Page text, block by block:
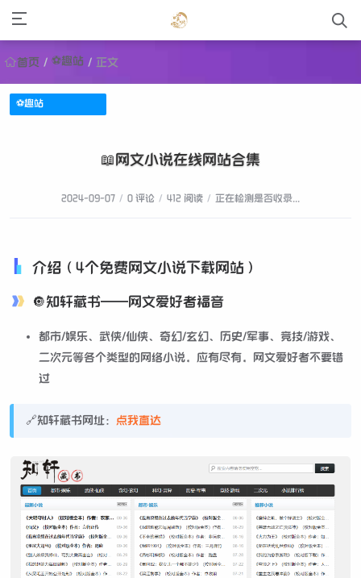
首页 / ⚽趣站 / 正文
⚽趣站
📖网文小说在线网站合集
2024-09-07 / 0 评论 / 412 阅读 / 正在检测是否收录...
介绍（4个免费网文小说下载网站）
🔘知轩藏书——网文爱好者福音
都市/娱乐、武侠/仙侠、奇幻/玄幻、历史/军事、竞技/游戏、
二次元等各个类型的网络小说，应有尽有，网文爱好者不要错
过
🔗知轩藏书网址： 点我直达